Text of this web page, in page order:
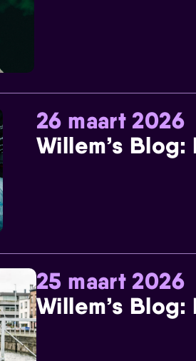
26 maart 2026
Willem’s Blog:
25 maart 2026
Willem’s